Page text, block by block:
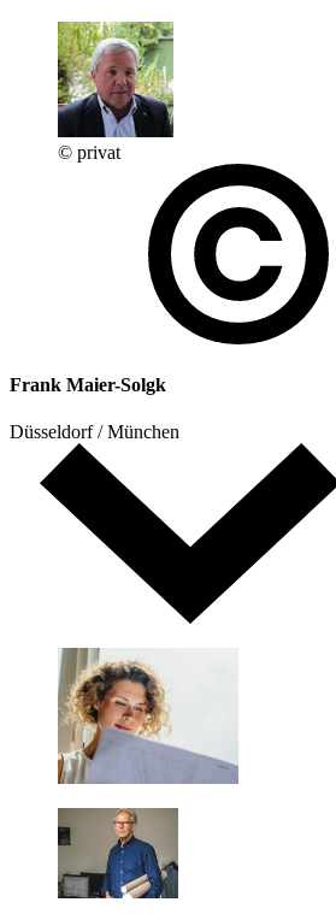
© privat
Frank Maier-Solgk
Düsseldorf / München